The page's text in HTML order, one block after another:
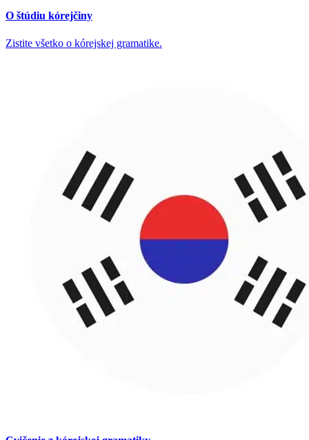
O štúdiu kórejčiny
Zistite všetko o kórejskej gramatike.